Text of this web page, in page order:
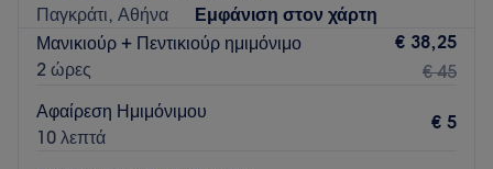
Παγκράτι, Αθήνα
Εμφάνιση στον χάρτη
Μανικιούρ + Πεντικιούρ ημιμόνιμο
2 ώρες
€ 38,25
€ 45
Αφαίρεση Ημιμόνιμου
10 λεπτά
€ 5